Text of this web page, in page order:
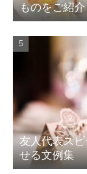
ものをご紹介
友人代表ス
せる文例集